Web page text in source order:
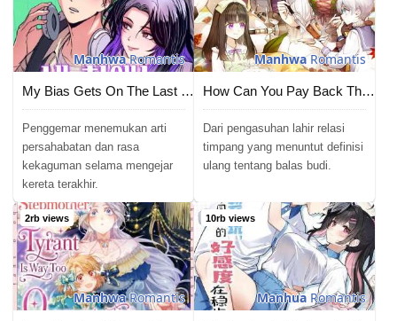
ManhwaRomantis
My Bias Gets On The Last Train
Penggemar menemukan arti
persahabatan dan rasa
kekaguman selama mengejar
kereta terakhir.
ManhwaRomantis
How Can You Pay Back The Kindness I Raised With Obsession?
Dari pengasuhan lahir relasi
timpang yang menuntut definisi
ulang tentang balas budi.
2rb views
ManhwaRomantis
10rb views
Manhua Romantis